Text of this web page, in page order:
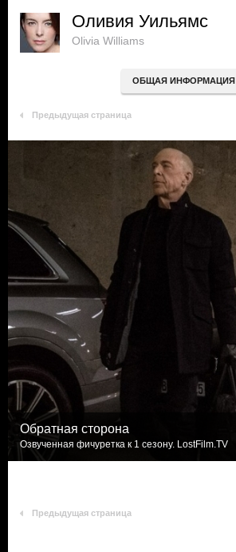
Оливия Уильямс
Olivia Williams
ОБЩАЯ ИНФОРМАЦИЯ
Предыдущая страница
Обратная сторона
Озвученная фичуретка к 1 сезону. LostFilm.TV
Предыдущая страница